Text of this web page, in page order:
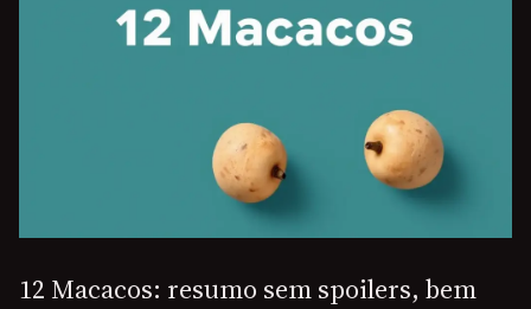
12 Macacos: resumo sem spoilers, bem